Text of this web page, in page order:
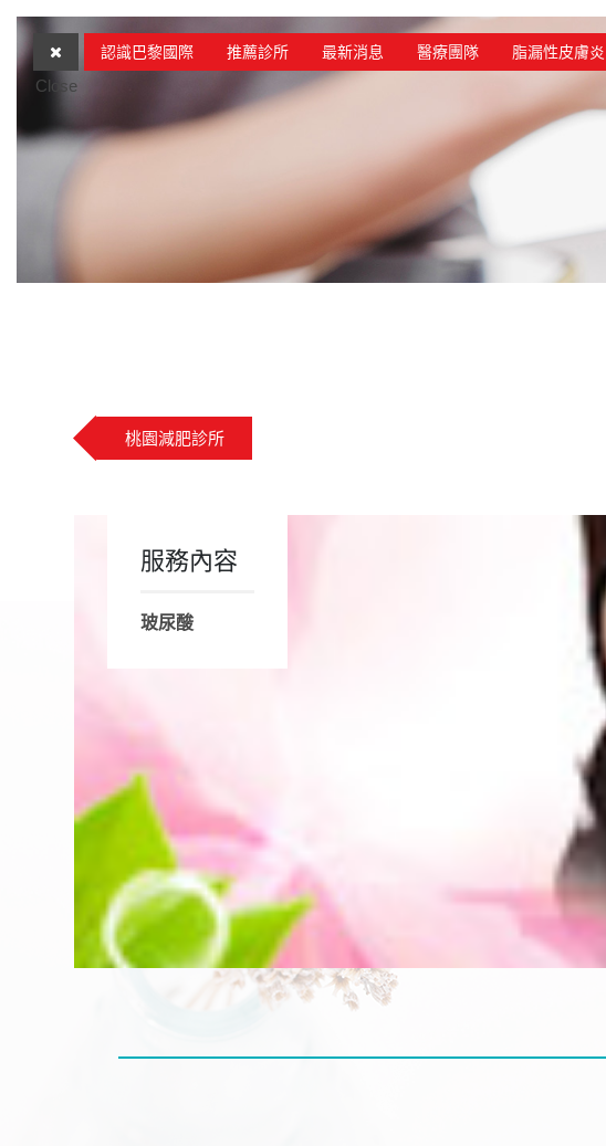
Close
認識巴黎國際 推薦診所 最新消息 醫療團隊 脂漏性皮膚炎
桃園減肥診所
服務內容
玻尿酸